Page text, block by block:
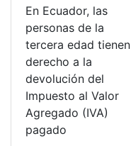
En Ecuador, las
personas de la
tercera edad tienen
derecho a la
devolución del
Impuesto al Valor
Agregado (IVA)
pagado